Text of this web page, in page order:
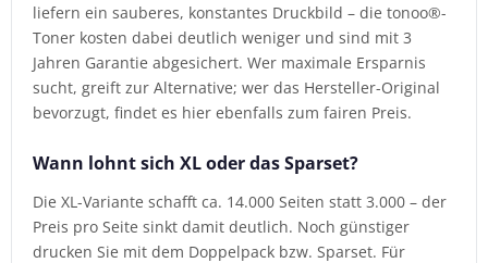
liefern ein sauberes, konstantes Druckbild – die tonoo®-
Toner kosten dabei deutlich weniger und sind mit 3
Jahren Garantie abgesichert. Wer maximale Ersparnis
sucht, greift zur Alternative; wer das Hersteller-Original
bevorzugt, findet es hier ebenfalls zum fairen Preis.
Wann lohnt sich XL oder das Sparset?
Die XL-Variante schafft ca. 14.000 Seiten statt 3.000 – der
Preis pro Seite sinkt damit deutlich. Noch günstiger
drucken Sie mit dem Doppelpack bzw. Sparset. Für